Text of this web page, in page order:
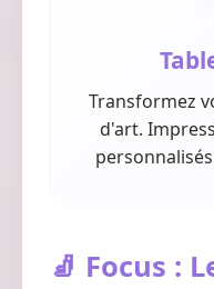
Transformez
d'art.
🧦 Focus :